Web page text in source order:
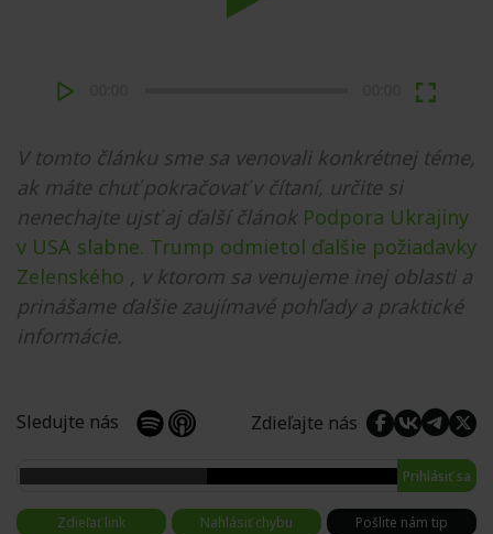
V tomto článku sme sa venovali konkrétnej téme,
ak máte chuť pokračovať v čítaní, určite si
nenechajte ujsť aj ďalší článok Podpora Ukrajiny
v USA slabne. Trump odmietol ďalšie požiadavky
Zelenského , v ktorom sa venujeme inej oblasti a
prinášame ďalšie zaujímavé pohľady a praktické
informácie.
Sledujte nás Zdieľajte nás
Prihlásiť sa
Zdieľať link Nahlásiť chybu Pošlite nám tip